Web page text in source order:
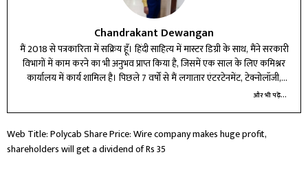
Chandrakant Dewangan
मैं 2018 से पत्रकारिता में सक्रिय हूँ। हिंदी साहित्य में मास्टर डिग्री के साथ, मैंने सरकारी
विभागों में काम करने का भी अनुभव प्राप्त किया है, जिसमें एक साल के लिए कमिश्नर
कार्यालय में कार्य शामिल है। पिछले 7 वर्षों से मैं लगातार एंटरटेनमेंट, टेक्नोलॉजी,
और भी पढ़ें...
Web Title: Polycab Share Price: Wire company makes huge profit,
shareholders will get a dividend of Rs 35